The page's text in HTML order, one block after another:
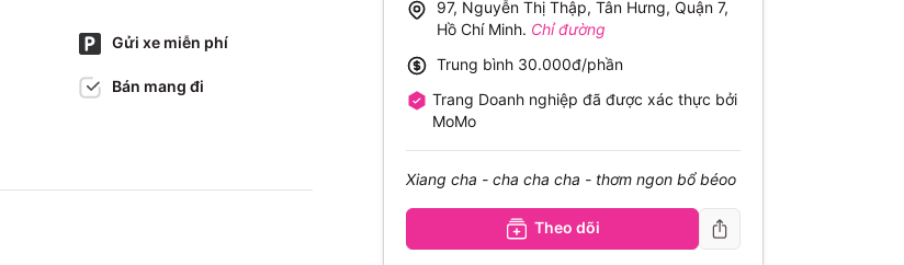
Gửi xe miễn phí
Bán mang đi
97, Nguyễn Thị Thập, Tân Hưng, Quận 7,
Hồ Chí Minh. Chỉ đường
Trung bình 30.000đ/phần
Trang Doanh nghiệp đã được xác thực bởi
MoMo
Xiang cha - cha cha cha - thơm ngon bổ béoo
Theo dõi